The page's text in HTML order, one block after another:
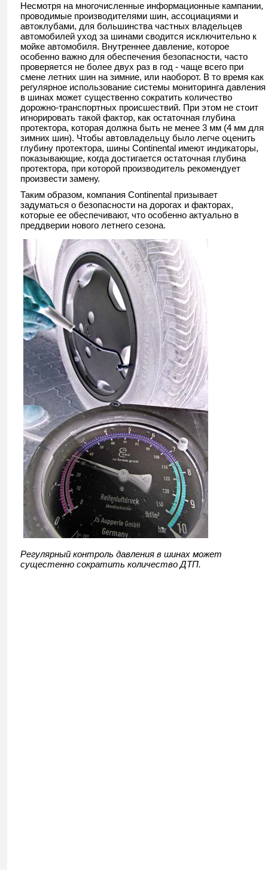
Несмотря на многочисленные информационные кампании,
проводимые производителями шин, ассоциациями и
автоклубами, для большинства частных владельцев
автомобилей уход за шинами сводится исключительно к
мойке автомобиля. Внутреннее давление, которое
особенно важно для обеспечения безопасности, часто
проверяется не более двух раз в год - чаще всего при
смене летних шин на зимние, или наоборот. В то время как
регулярное использование системы мониторинга давления
в шинах может существенно сократить количество
дорожно-транспортных происшествий. При этом не стоит
игнорировать такой фактор, как остаточная глубина
протектора, которая должна быть не менее 3 мм (4 мм для
зимних шин). Чтобы автовладельцу было легче оценить
глубину протектора, шины Continental имеют индикаторы,
показывающие, когда достигается остаточная глубина
протектора, при которой производитель рекомендует
произвести замену.
Таким образом, компания Continental призывает
задуматься о безопасности на дорогах и факторах,
которые ее обеспечивают, что особенно актуально в
преддверии нового летнего сезона.
Регулярный контроль давления в шинах может
сущестенно сократить количество ДТП.